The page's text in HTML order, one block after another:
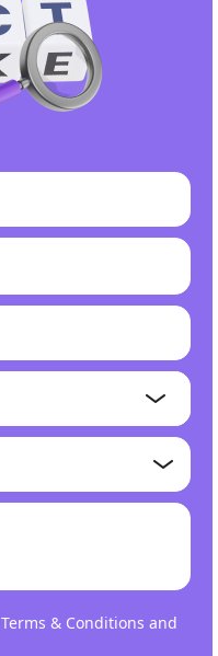
Terms & Conditions and